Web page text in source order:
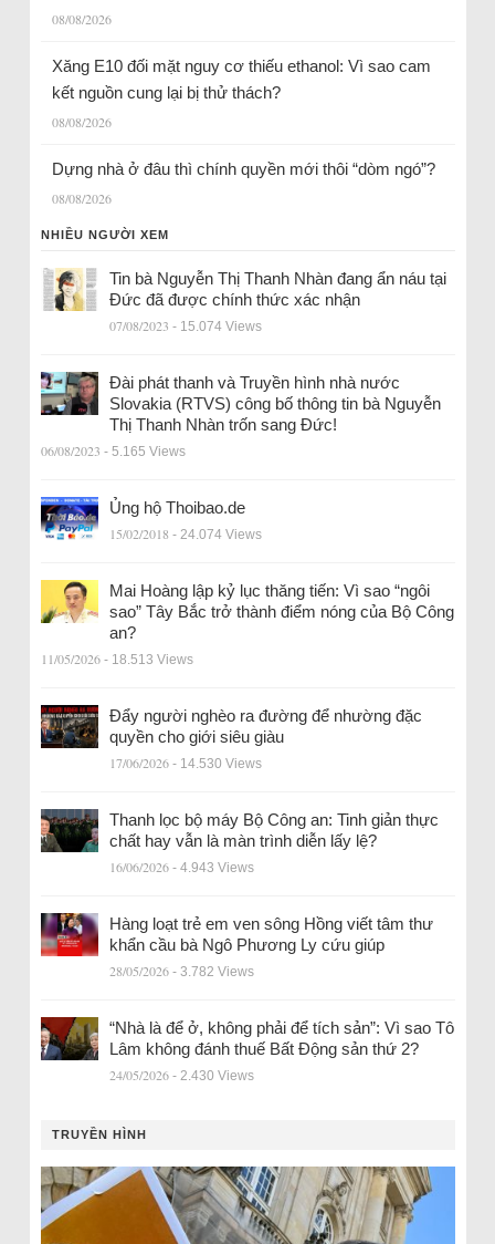
08/08/2026
Xăng E10 đối mặt nguy cơ thiếu ethanol: Vì sao cam
kết nguồn cung lại bị thử thách?
08/08/2026
Dựng nhà ở đâu thì chính quyền mới thôi “dòm ngó”?
08/08/2026
NHIỀU NGƯỜI XEM
Tin bà Nguyễn Thị Thanh Nhàn đang ẩn náu tại
Đức đã được chính thức xác nhận
07/08/2023 - 15.074 Views
Đài phát thanh và Truyền hình nhà nước
Slovakia (RTVS) công bố thông tin bà Nguyễn
Thị Thanh Nhàn trốn sang Đức!
06/08/2023 - 5.165 Views
Ủng hộ Thoibao.de
15/02/2018 - 24.074 Views
Mai Hoàng lập kỷ lục thăng tiến: Vì sao “ngôi
sao” Tây Bắc trở thành điểm nóng của Bộ Công
an?
11/05/2026 - 18.513 Views
Đẩy người nghèo ra đường để nhường đặc
quyền cho giới siêu giàu
17/06/2026 - 14.530 Views
Thanh lọc bộ máy Bộ Công an: Tinh giản thực
chất hay vẫn là màn trình diễn lấy lệ?
16/06/2026 - 4.943 Views
Hàng loạt trẻ em ven sông Hồng viết tâm thư
khẩn cầu bà Ngô Phương Ly cứu giúp
28/05/2026 - 3.782 Views
“Nhà là để ở, không phải để tích sản”: Vì sao Tô
Lâm không đánh thuế Bất Động sản thứ 2?
24/05/2026 - 2.430 Views
TRUYỀN HÌNH